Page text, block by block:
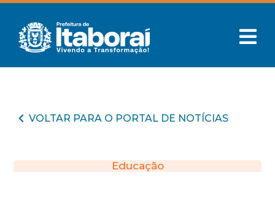
VOLTAR PARA O PORTAL DE NOTÍCIAS
Educação